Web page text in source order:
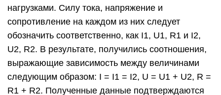
нагрузками. Силу тока, напряжение и
сопротивление на каждом из них следует
обозначить соответственно, как I1, U1, R1 и I2,
U2, R2. В результате, получились соотношения,
выражающие зависимость между величинами
следующим образом: I = I1 = I2, U = U1 + U2, R =
R1 + R2. Полученные данные подтверждаются